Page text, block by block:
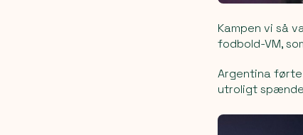
Kampen vi så
fodbold-VM,
Argentina
utroligt